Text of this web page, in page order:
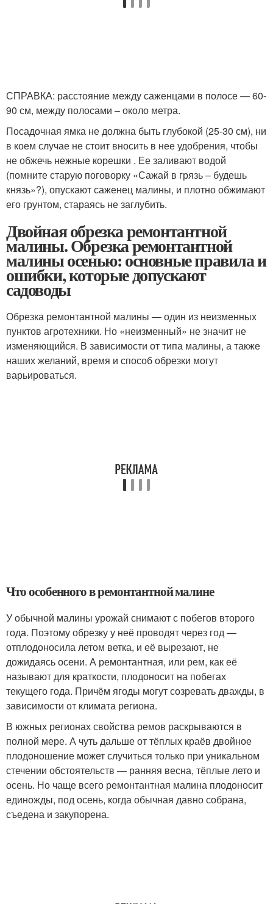
СПРАВКА: расстояние между саженцами в полосе — 60-
90 см, между полосами – около метра.
Посадочная ямка не должна быть глубокой (25-30 см), ни
в коем случае не стоит вносить в нее удобрения, чтобы
не обжечь нежные корешки . Ее заливают водой
(помните старую поговорку «Сажай в грязь – будешь
князь»?), опускают саженец малины, и плотно обжимают
его грунтом, стараясь не заглубить.
Двойная обрезка ремонтантной
малины. Обрезка ремонтантной
малины осенью: основные правила и
ошибки, которые допускают
садоводы
Обрезка ремонтантной малины — один из неизменных
пунктов агротехники. Но «неизменный» не значит не
изменяющийся. В зависимости от типа малины, а также
наших желаний, время и способ обрезки могут
варьироваться.
Что особенного в ремонтантной малине
У обычной малины урожай снимают с побегов второго
года. Поэтому обрезку у неё проводят через год —
отплодоносила летом ветка, и её вырезают, не
дожидаясь осени. А ремонтантная, или рем, как её
называют для краткости, плодоносит на побегах
текущего года. Причём ягоды могут созревать дважды, в
зависимости от климата региона.
В южных регионах свойства ремов раскрываются в
полной мере. А чуть дальше от тёплых краёв двойное
плодоношение может случиться только при уникальном
стечении обстоятельств — ранняя весна, тёплые лето и
осень. Но чаще всего ремонтантная малина плодоносит
единожды, под осень, когда обычная давно собрана,
съедена и закупорена.